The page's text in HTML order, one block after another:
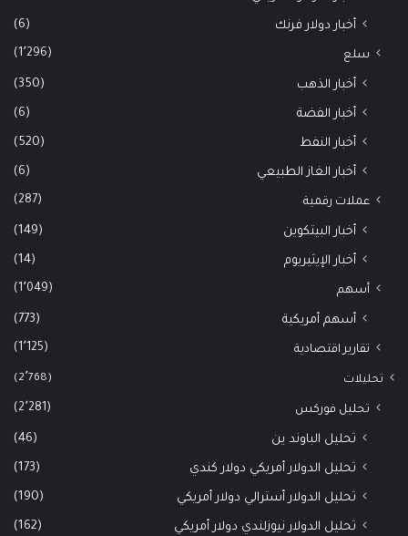
أخبار دولار فرنك (6)
سلع (1٬296)
أخبار الذهب (350)
أخبار الفضة (6)
أخبار النفط (520)
أخبار الغاز الطبيعي (6)
عملات رقمية (287)
أخبار البيتكوين (149)
أخبار الإيثيريوم (14)
أسهم (1٬049)
أسهم أمريكية (773)
تقارير اقتصادية (1٬125)
تحليلات (2٬768)
تحليل فوركس (2٬281)
تحليل الباوند ين (46)
تحليل الدولار أمريكي دولار كندي (173)
تحليل الدولار أسترالي دولار أمريكي (190)
تحليل الدولار نيوزلندي دولار أمريكي (162)